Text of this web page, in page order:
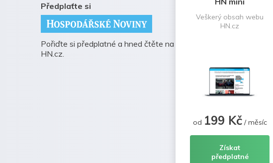
Předplaťte si
Pořiďte si předplatné a hned čtěte na
HN.cz.
Veškerý obsah webu
HN.cz
od 199 Kč/ měsíc
Získat
předplatné